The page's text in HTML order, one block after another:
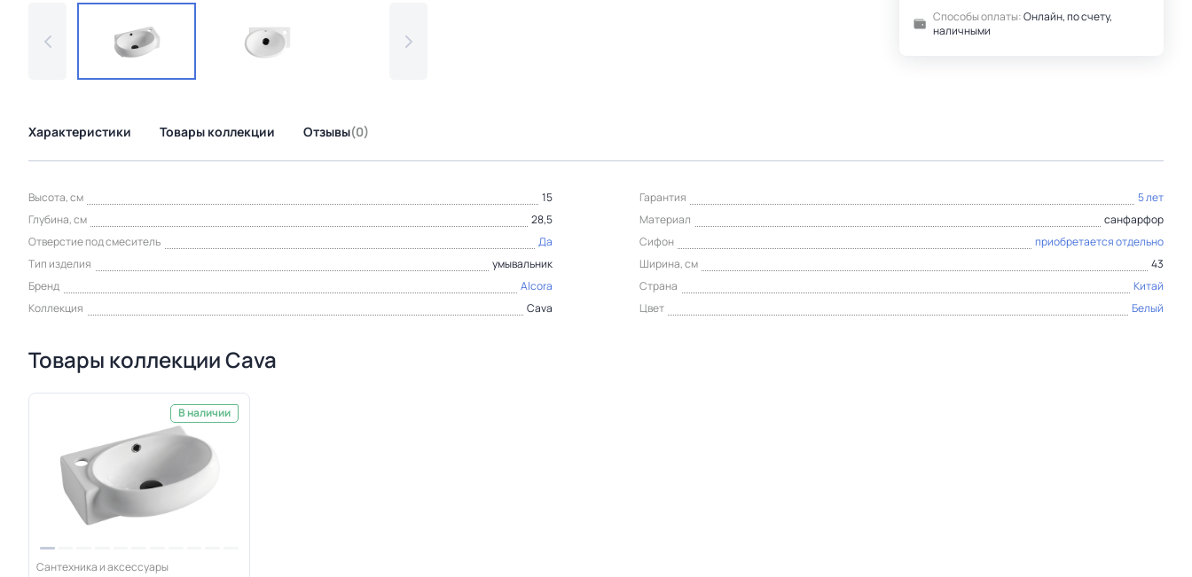
Способы оплаты:Онлайн, по счету,
наличными
Характеристики Товары коллекции Отзывы(0)
Высота, см 15 Гарантия
5 лет
Глубина, см
28,5 Материал
санфарфор
Отверстие под смеситель
Да Сифон
приобретается отдельно
Тип изделия
умывальник Ширина, см
43
Бренд
Alcora Страна
Китай
Коллекция
Cava Цвет Белый
Товары коллекции Cava
В наличии
Сантехника и аксессуары